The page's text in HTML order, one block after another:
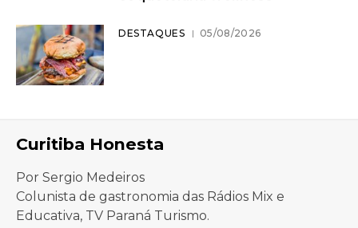
DESTAQUES 05/08/2026
Curitiba Honesta
Por Sergio Medeiros
Colunista de gastronomia das Rádios Mix e
Educativa, TV Paraná Turismo.